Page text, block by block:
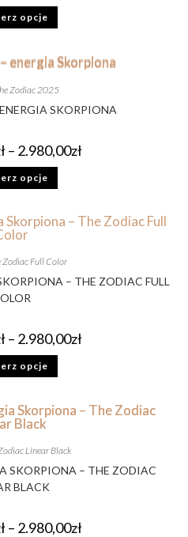
opcje
Zodiac 2025
SKORPIONA
– 2.980,00zł
opcje
Zodiac Full Color
– THE ZODIAC FULL
– 2.980,00zł
opcje
Linear Black
SKORPIONA – THE ZODIAC
BLACK
– 2.980,00zł